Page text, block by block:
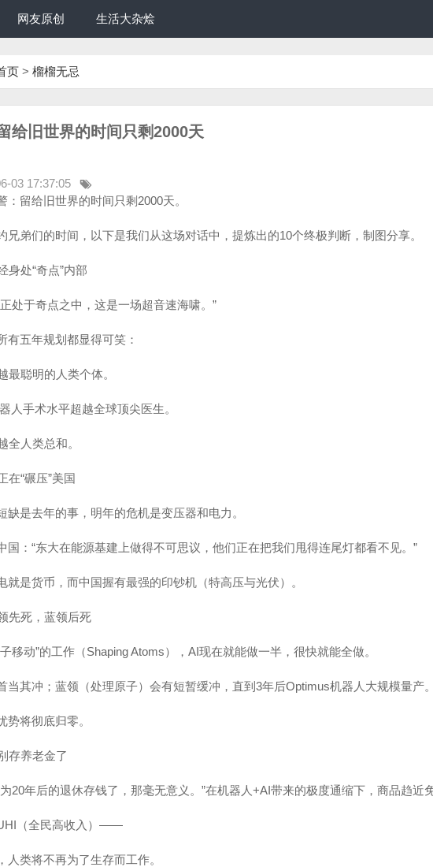
网友原创 生活大杂烩
页 > 榴榴无忌
给旧世界的时间只剩2000天
03 17:37:05
：留给旧世界的时间只剩2000天。
兄弟们的时间，以下是我们从这场对话中，提炼出的10个终极判断，制图分享。
身处“奇点”内部
处于奇点之中，这是一场超音速海啸。”
有五年规划都显得可笑：
最聪明的人类个体。
人手术水平超越全球顶尖医生。
全人类总和。
在“碾压”美国
缺是去年的事，明年的危机是变压器和电力。
国：“东大在能源基建上做得不可思议，他们正在把我们甩得连尾灯都看不见。”
就是货币，而中国握有最强的印钞机（特高压与光伏）。
先死，蓝领后死
移动”的工作（Shaping Atoms），AI现在就能做一半，很快就能全做。
当其冲；蓝领（处理原子）会有短暂缓冲，直到3年后Optimus机器人大规模量产
势将彻底归零。
存养老金了
20年后的退休存钱了，那毫无意义。”在机器人+AI带来的极度通缩下，商品趋近
（全民高收入）——
人类将不再为了生存而工作。